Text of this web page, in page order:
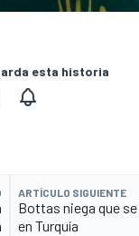
esta historia
ARTÍCULO SIGUIENTE
Bottas niega que
en Turquía